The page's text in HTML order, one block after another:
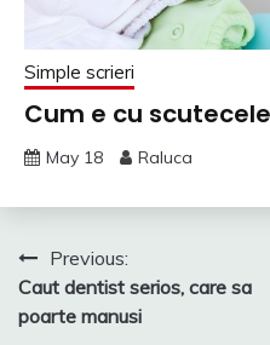
Simple scrieri
Cum e cu
May 18 Raluca
Post
navigation
Previous:
Caut dentist serios, care sa
poarte manusi